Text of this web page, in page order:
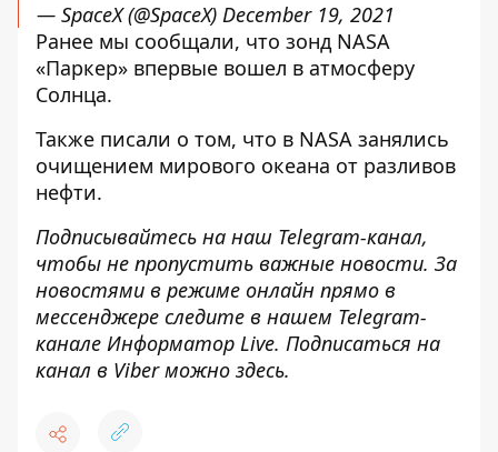
— SpaceX (@SpaceX) December 19, 2021
Ранее мы сообщали, что зонд NASA
«Паркер» впервые вошел в атмосферу
Солнца.
Также писали о том, что в NASA занялись
очищением мирового океана от разливов
нефти.
Подписывайтесь на наш Telegram-канал,
чтобы не пропустить важные новости. За
новостями в режиме онлайн прямо в
мессенджере следите в нашем Telegram-
канале Информатор Live. Подписаться на
канал в Viber можно здесь.